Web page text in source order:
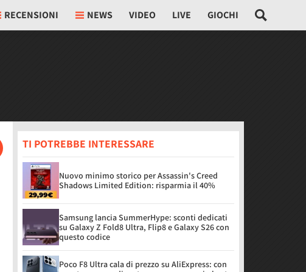
RECENSIONI NEWS VIDEO LIVE GIOCHI
TI POTREBBE INTERESSARE
Nuovo minimo storico per Assassin's Creed
Shadows Limited Edition: risparmia il 40%
Samsung lancia SummerHype: sconti dedicati
su Galaxy Z Fold8 Ultra, Flip8 e Galaxy S26 con
questo codice
Poco F8 Ultra cala di prezzo su AliExpress: con